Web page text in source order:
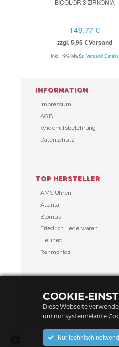
BICOLOR 3 ZIRKONIA
149,77 €
zzgl. 5,95 € Versand
Inkl. 19% MwSt. Versand Details
INFORMATION
Impressum
AGB
Widerrufsbelehrung
Datenschutz
TOP HERSTELLER
AMS Uhren
Atlanta
Blomus
Friedrich Lederwaren
Heunec
Rahmenlos
COOKIE-
Diese Webseite
um nur systemrelante
Nur technisch